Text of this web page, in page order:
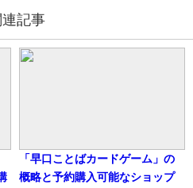
記事
「早口ことばカードゲーム」の
概略と予約購入可能なショップ